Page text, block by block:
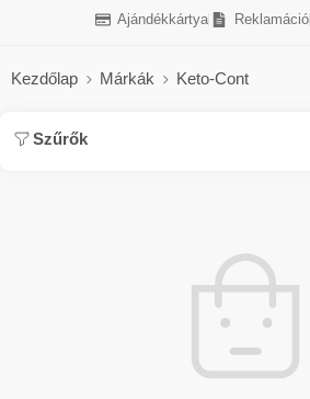
Ajándékkártya Reklamáció
Kezdőlap Márkák Keto-Cont
Szűrők